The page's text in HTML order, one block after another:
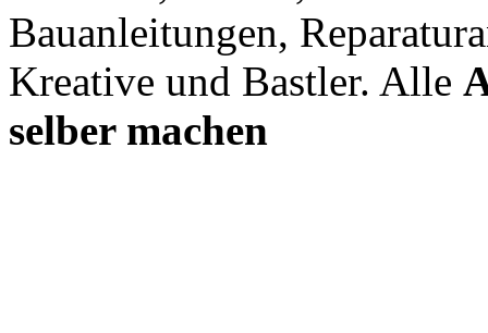
Bauanleitungen,
Kreative und Bastler. Alle
selber machen